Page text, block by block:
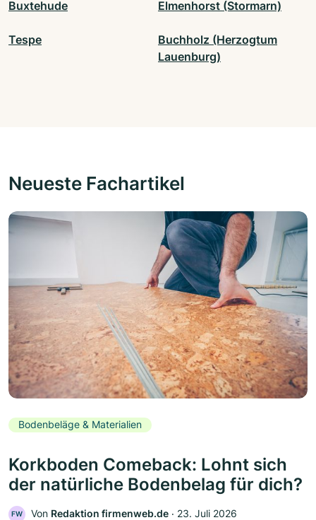
Buxtehude Elmenhorst (Stormarn)
Tespe
Buchholz (Herzogtum
Lauenburg)
Neueste Fachartikel
Bodenbeläge & Materialien
Korkboden Comeback: Lohnt sich
der natürliche Bodenbelag für dich?
FW Von Redaktion firmenweb.de ‧ 23. Juli 2026